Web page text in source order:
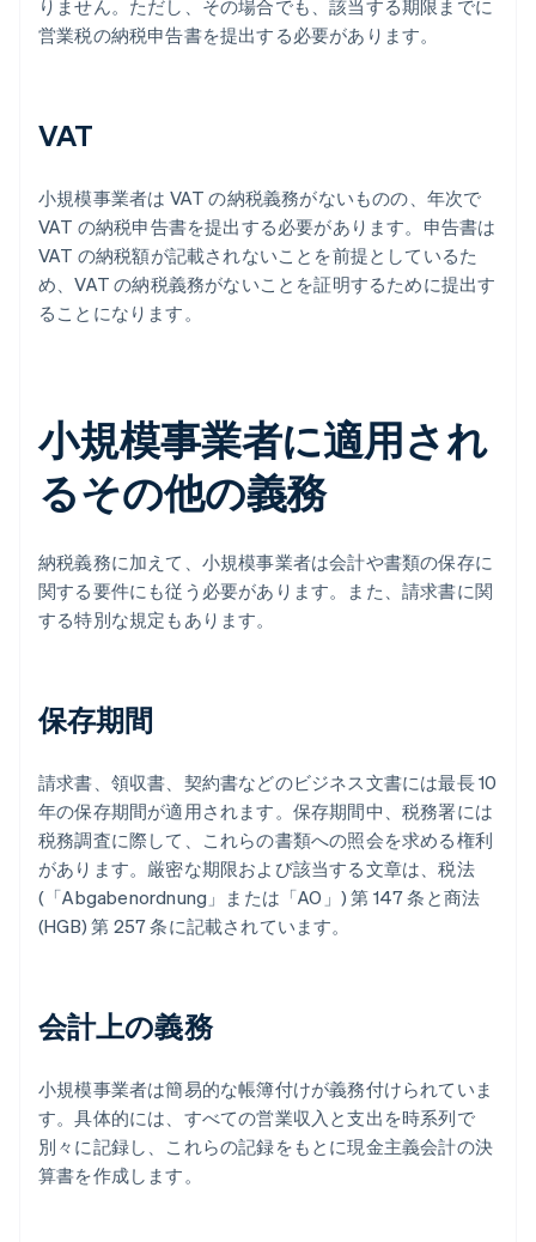
りません。ただし、その場合でも、該当する期限までに
営業税の納税申告書を提出する必要があります。
VAT
小規模事業者は VAT の納税義務がないものの、年次で
VAT の納税申告書を提出する必要があります。申告書は
VAT の納税額が記載されないことを前提としているた
め、VAT の納税義務がないことを証明するために提出す
ることになります。
小規模事業者に適用され
るその他の義務
納税義務に加えて、小規模事業者は会計や書類の保存に
関する要件にも従う必要があります。また、請求書に関
する特別な規定もあります。
保存期間
請求書、領収書、契約書などのビジネス文書には最長 10
年の保存期間が適用されます。保存期間中、税務署には
税務調査に際して、これらの書類への照会を求める権利
があります。厳密な期限および該当する文章は、税法
(「Abgabenordnung」または「AO」) 第 147 条と商法
(HGB) 第 257 条に記載されています。
会計上の義務
小規模事業者は簡易的な帳簿付けが義務付けられていま
す。具体的には、すべての営業収入と支出を時系列で
別々に記録し、これらの記録をもとに現金主義会計の決
算書を作成します。